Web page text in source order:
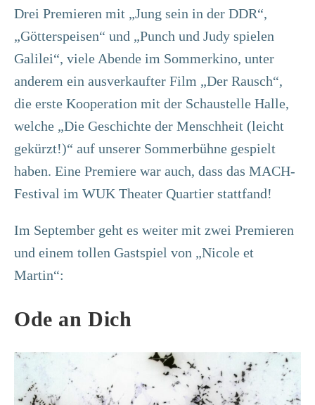
Drei Premieren mit „Jung sein in der DDR“,
„Götterspeisen“ und „Punch und Judy spielen
Galilei“, viele Abende im Sommerkino, unter
anderem ein ausverkaufter Film „Der Rausch“,
die erste Kooperation mit der Schaustelle Halle,
welche „Die Geschichte der Menschheit (leicht
gekürzt!)“ auf unserer Sommerbühne gespielt
haben. Eine Premiere war auch, dass das MACH-
Festival im WUK Theater Quartier stattfand!
Im September geht es weiter mit zwei Premieren
und einem tollen Gastspiel von „Nicole et
Martin“:
Ode an Dich